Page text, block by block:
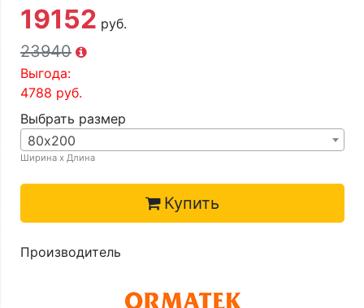
19152 руб.
23940
Выгода:
4788 руб.
Выбрать размер
80х200
Ширина х Длина
Купить
Производитель